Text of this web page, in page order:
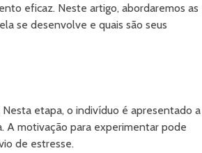
eficaz. Neste artigo, abordaremos as
se desenvolve e quais são seus
etapa, o indivíduo é apresentado a
A motivação para experimentar pode
de estresse.